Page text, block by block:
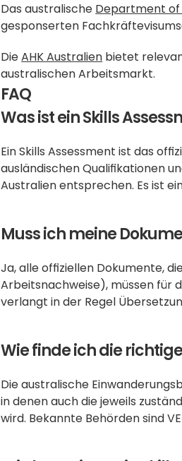
Das australische Department of
gesponserten
Die AHK Australien bietet
australischen Arbeitsmarkt.
FAQ
Was ist ein Skills
Ein Skills Assessment ist das
ausländischen Qualifikationen
Australien entsprechen. Es ist
Muss ich meine
Ja, alle offiziellen Dokumente,
Arbeitsnachweise), müssen für
verlangt in der Regel
Wie finde ich die
Die australische
in denen auch die jeweils
wird. Bekannte Behörden sind